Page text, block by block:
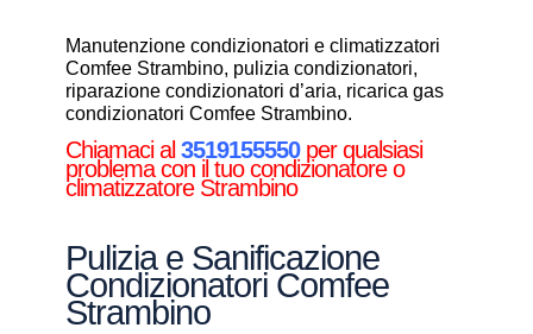
Manutenzione condizionatori e climatizzatori
Comfee Strambino, pulizia condizionatori,
riparazione condizionatori d’aria, ricarica gas
condizionatori Comfee Strambino.
Chiamaci al 3519155550per qualsiasi
problema con il tuo condizionatore o
climatizzatore Strambino
Pulizia e Sanificazione
Condizionatori Comfee
Strambino